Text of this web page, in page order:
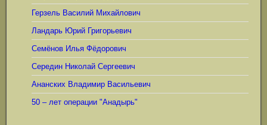
Герзель Василий Михайлович
Ландарь Юрий Григорьевич
Семёнов Илья Фёдорович
Середин Николай Сергеевич
Ананских Владимир Васильевич
50 – лет операции "Анадырь"